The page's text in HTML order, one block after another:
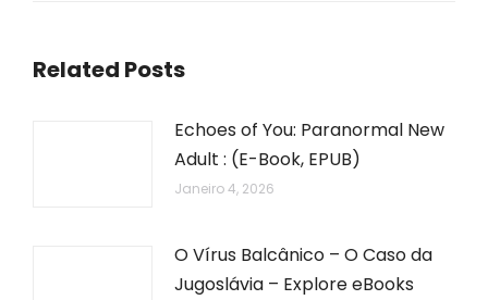
Related Posts
Echoes of You: Paranormal New
Adult : (E-Book, EPUB)
Janeiro 4, 2026
O Vírus Balcânico – O Caso da
Jugoslávia – Explore eBooks